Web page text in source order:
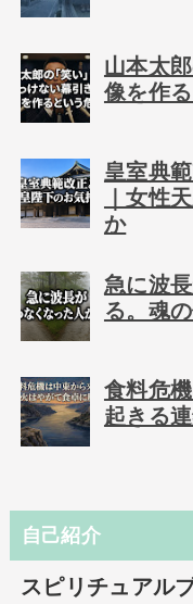
山本太
像を作
皇室典
｜女性
か
急に波
る。魂
食料危
起きる
自己紹介
スピリチュアル